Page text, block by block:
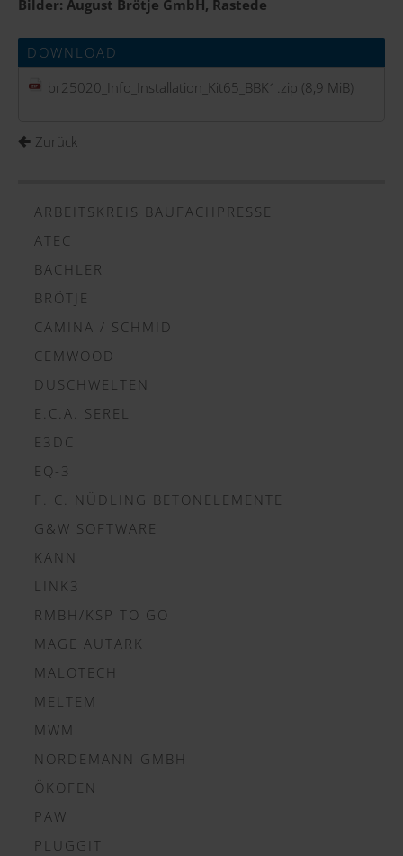
Bilder: August Brötje GmbH, Rastede
DOWNLOAD
br25020_Info_Installation_Kit65_BBK1.zip (8,9 MiB)
Zurück
ARBEITSKREIS BAUFACHPRESSE
ATEC
BACHLER
BRÖTJE
CAMINA / SCHMID
CEMWOOD
DUSCHWELTEN
E.C.A. SEREL
E3DC
EQ-3
F. C. NÜDLING BETONELEMENTE
G&W SOFTWARE
KANN
LINK3
RMBH/KSP TO GO
MAGE AUTARK
MALOTECH
MELTEM
MWM
NORDEMANN GMBH
ÖKOFEN
PAW
PLUGGIT